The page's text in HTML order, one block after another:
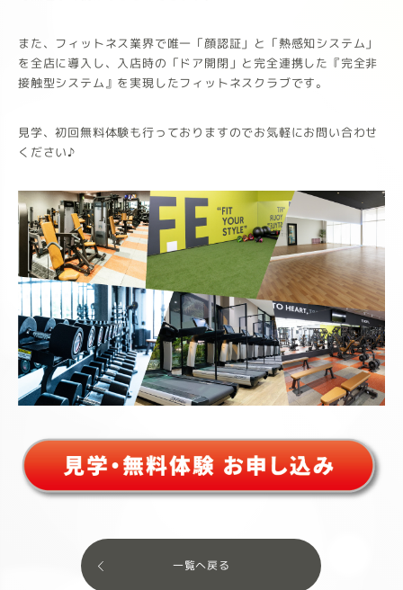
また、フィットネス業界で唯一「顔認証」と「熱感知システム」
を全店に導入し、入店時の「ドア開閉」と完全連携した『完全非
接触型システム』を実現したフィットネスクラブです。
見学、初回無料体験も行っておりますのでお気軽にお問い合わせ
ください♪
一覧へ戻る